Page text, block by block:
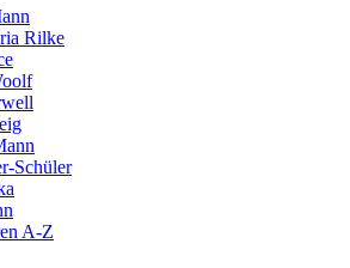
Rilke
Schüler
A-Z